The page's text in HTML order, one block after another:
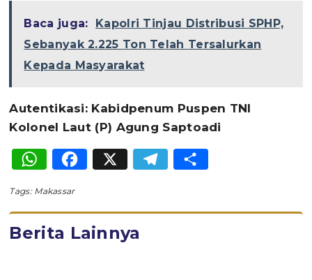
Baca juga:
Kapolri Tinjau Distribusi SPHP,
Sebanyak 2.225 Ton Telah Tersalurkan
Kepada Masyarakat
Autentikasi: Kabidpenum Puspen TNI
Kolonel Laut (P) Agung Saptoadi
WhatsApp
Facebook
X Telegram
Tags: Makassar
Berita Lainnya